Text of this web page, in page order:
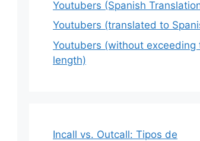
Youtubers (Spanish
Youtubers (translated to
Youtubers (without exceeding
length)
Incall vs. Outcall: Tipos de